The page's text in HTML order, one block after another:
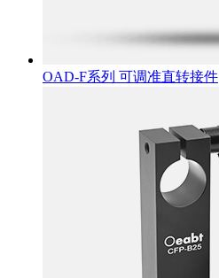
OAD-F系列 可调准直转接件